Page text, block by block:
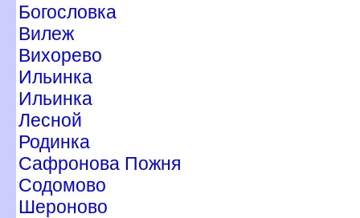
Богословка
илеж
ихорево
Ильинка
Ильинка
Лесной
Родинка
Сафронова Пожня
Содомово
Шероново